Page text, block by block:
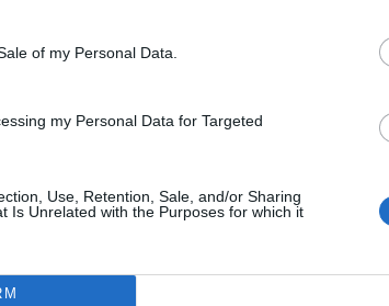
of my Personal Data.
my Personal Data for Targeted
Use, Retention, Sale, and/or Sharing
Is Unrelated with the Purposes for which it